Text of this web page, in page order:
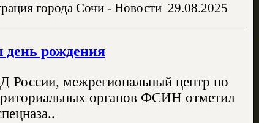
города Сочи - Новости 29.08.2025
рождения
России, межрегиональный центр по
органов ФСИН отметил